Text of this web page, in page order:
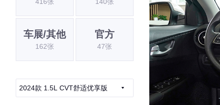
车展/其他
162张
官方
47张
2024款 1.5L CVT舒适优享版